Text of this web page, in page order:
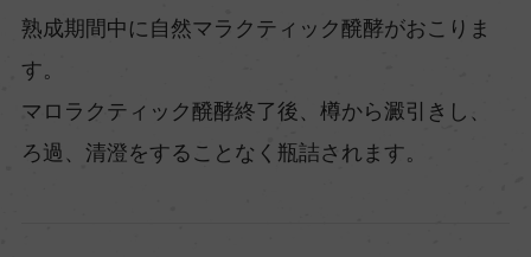
熟成期間中に自然マラクティック醗酵がおこりま
す。
マロラクティック醗酵終了後、樽から澱引きし、
ろ過、清澄をすることなく瓶詰されます。